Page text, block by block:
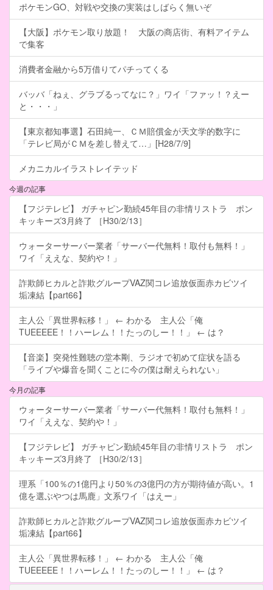
ポケモンGO、対戦や交換の実装はしばらく無いぞ
【大阪】ポケモン取り放題！ 大阪の商店街、有料アイテム
で集客
消費者金融から5万借りてパチってくる
バッバ「ねぇ、グラブるってなに？」ワイ「ファッ！？えー
と・・・」
【東京都知事選】石田純一、ＣＭ賠償金が天文学的数字に
「テレビ局がＣＭを差し替えて…」[H28/7/9]
メカニカルイラストレイテッド
今週の記事
【フジテレビ】 ガチャピン勤続45年目の非情リストラ ポン
キッキーズ3月終了 ［H30/2/13］
ウォーターサーバー業者「サーバー代無料！取付も無料！」
ワイ「ええな、契約や！」
詐欺師ヒカルと詐欺グループVAZ関コレ追放仮面赤カビツイ
垢凍結【part66】
主人公「異世界転移！」 ← わかる 主人公「俺
TUEEEEE！！ハーレム！！たっのしー！！」 ← は？
【音楽】突発性難聴の堂本剛、ラジオで初めて症状を語る
「ライブや爆音を聞くことに今の僕は耐えられない」
今月の記事
ウォーターサーバー業者「サーバー代無料！取付も無料！」
ワイ「ええな、契約や！」
【フジテレビ】 ガチャピン勤続45年目の非情リストラ ポン
キッキーズ3月終了 ［H30/2/13］
理系「100％の1億円より50％の3億円の方が期待値が高い。1
億を選ぶやつは馬鹿」文系ワイ「はえー」
詐欺師ヒカルと詐欺グループVAZ関コレ追放仮面赤カビツイ
垢凍結【part66】
主人公「異世界転移！」 ← わかる 主人公「俺
TUEEEEE！！ハーレム！！たっのしー！！」 ← は？